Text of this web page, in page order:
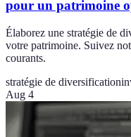
pour un patrimoine
Élaborez une stratégie de
votre patrimoine. Suivez
courants.
stratégie de diversification
Aug 4